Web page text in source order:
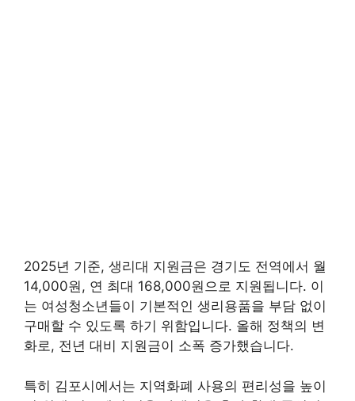
2025년 기준, 생리대 지원금은 경기도 전역에서 월
14,000원, 연 최대 168,000원으로 지원됩니다. 이
는 여성청소년들이 기본적인 생리용품을 부담 없이
구매할 수 있도록 하기 위함입니다. 올해 정책의 변
화로, 전년 대비 지원금이 소폭 증가했습니다.
특히 김포시에서는 지역화폐 사용의 편리성을 높이